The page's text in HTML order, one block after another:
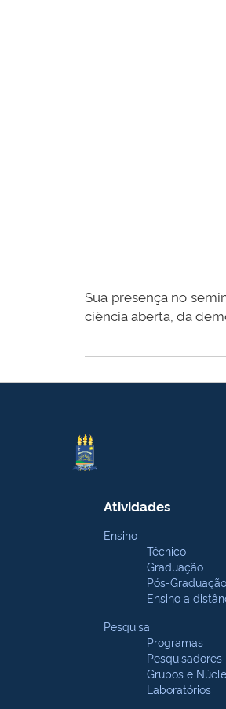
Sua presença no
ciência aberta, da
Atividades
Ensino
Técnico
Graduação
Pós-Graduação
Ensino a
Pesquisa
Programas
Pesquisadores
Grupos e
Laboratórios